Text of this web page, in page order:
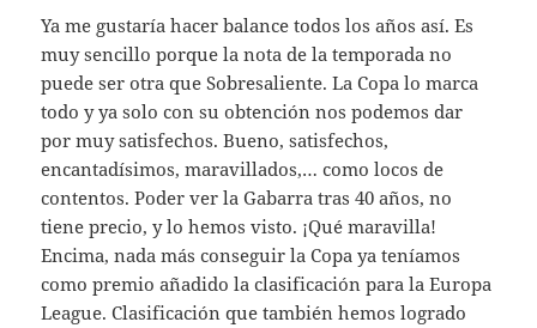
Ya me gustaría hacer balance todos los años así. Es
muy sencillo porque la nota de la temporada no
puede ser otra que Sobresaliente. La Copa lo marca
todo y ya solo con su obtención nos podemos dar
por muy satisfechos. Bueno, satisfechos,
encantadísimos, maravillados,… como locos de
contentos. Poder ver la Gabarra tras 40 años, no
tiene precio, y lo hemos visto. ¡Qué maravilla!
Encima, nada más conseguir la Copa ya teníamos
como premio añadido la clasificación para la Europa
League. Clasificación que también hemos logrado